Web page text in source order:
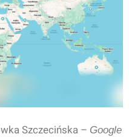
Szczecińska – Google